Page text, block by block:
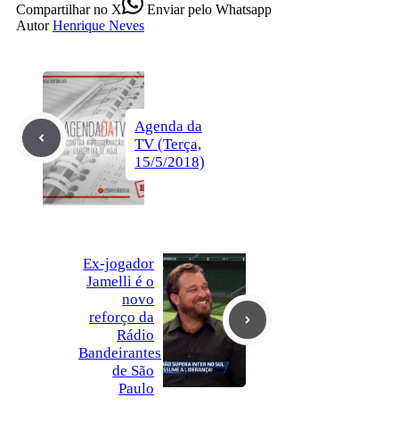
Compartilharno X Enviarpelo Whatsapp
Autor Henrique Neves
Agenda da
TV (Terça,
15/5/2018)
Ex-jogador
Jamelli é o
novo
reforço da
Rádio
Bandeirantes
de São
Paulo